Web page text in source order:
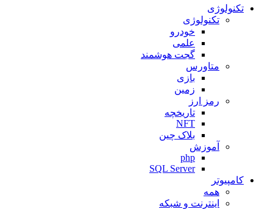
تکنولوژی
تکنولوژی
خودرو
علمی
گجت هوشمند
متاورس
بازی
زمین
رمز ارز
تاریخچه
NFT
بلاک چین
آموزش
php
SQL Server
کامپیوتر
همه
اینترنت و شبکه